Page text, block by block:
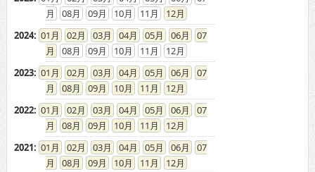
08
09 10 11
12
2024: 01 02 03 04 05 06
07
08
09 10 11
12
2023: 01 02 03 04 05 06
07
08
09 10 11
12
2022: 01 02 03 04 05 06
07
08
09 10 11
12
2021: 01 02 03 04 05 06
07
08
09 10 11
12